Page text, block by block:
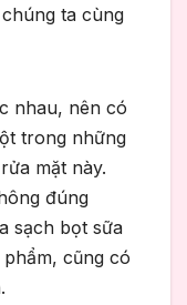
ta cùng
nhau, nên có
trong những
mặt này.
đúng
sạch bọt sữa
cũng có